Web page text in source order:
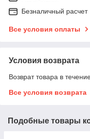
Безналичный расчет
Все условия оплаты
Условия возврата
Возврат товара в
Все условия возврата
Подобные товары